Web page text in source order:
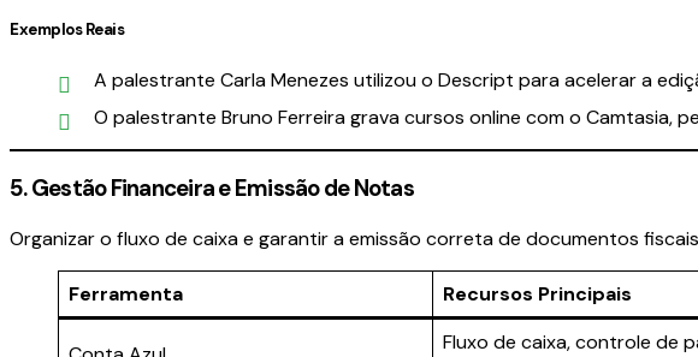
Exemplos Reais
A palestrante Carla Menezes utilizou o Descript para acelerar a
O palestrante Bruno Ferreira grava cursos online com o Camtasia,
5. Gestão Financeira e Emissão de Notas
Organizar o fluxo de caixa e garantir a emissão correta de documentos
Ferramenta Recursos Principais
Fluxo de caixa, controle de